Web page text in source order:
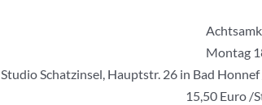
Montag
Studio Schatzinsel, Hauptstr. 26 in Bad
15,50 Euro /